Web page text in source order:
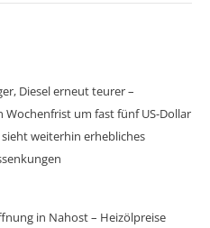
Diesel erneut teurer –
Wochenfrist um fast fünf US-Dollar
sieht weiterhin erhebliches
in Nahost – Heizölpreise